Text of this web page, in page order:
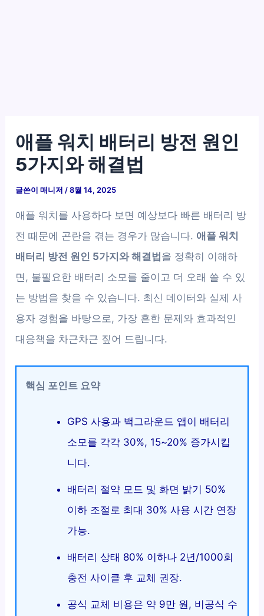
애플 워치 배터리 방전 원인
5가지와 해결법
글쓴이매니저 /8월 14, 2025
애플 워치를 사용하다 보면 예상보다 빠른 배터리 방
전 때문에 곤란을 겪는 경우가 많습니다. 애플 워치
배터리 방전 원인 5가지와 해결법 을 정확히 이해하
면, 불필요한 배터리 소모를 줄이고 더 오래 쓸 수 있
는 방법을 찾을 수 있습니다. 최신 데이터와 실제 사
용자 경험을 바탕으로, 가장 흔한 문제와 효과적인
대응책을 차근차근 짚어 드립니다.
핵심 포인트 요약
GPS 사용과 백그라운드 앱이 배터리
소모를 각각 30%, 15~20% 증가시킵
니다.
배터리 절약 모드 및 화면 밝기 50%
이하 조절로 최대 30% 사용 시간 연장
가능.
배터리 상태 80% 이하나 2년/1000회
충전 사이클 후 교체 권장.
공식 교체 비용은 약 9만 원, 비공식 수